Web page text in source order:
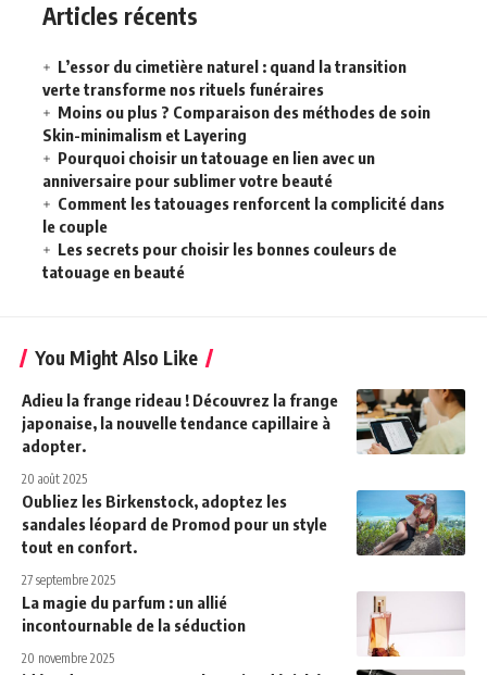
Articles récents
L’essor du cimetière naturel : quand la transition
verte transforme nos rituels funéraires
Moins ou plus ? Comparaison des méthodes de soin
Skin-minimalism et Layering
Pourquoi choisir un tatouage en lien avec un
anniversaire pour sublimer votre beauté
Comment les tatouages renforcent la complicité dans
le couple
Les secrets pour choisir les bonnes couleurs de
tatouage en beauté
You Might Also Like
Adieu la frange rideau ! Découvrez la frange
japonaise, la nouvelle tendance capillaire à
adopter.
20 août 2025
Oubliez les Birkenstock, adoptez les
sandales léopard de Promod pour un style
tout en confort.
27 septembre 2025
La magie du parfum : un allié
incontournable de la séduction
20 novembre 2025